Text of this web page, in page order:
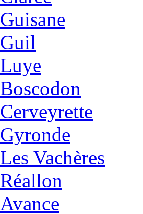
Guisane
Guil
Luye
Boscodon
Cerveyrette
Gyronde
Les Vachères
Réallon
Avance